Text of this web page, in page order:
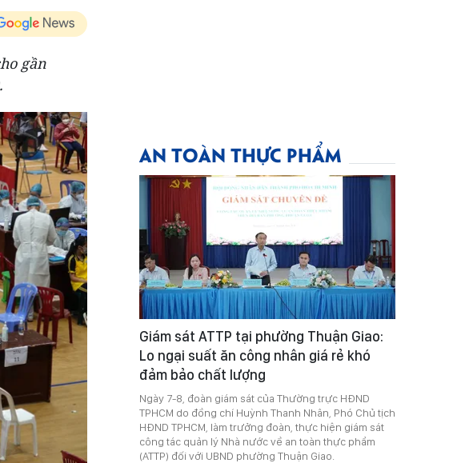
gần
AN TOÀN THỰC PHẨM
Giám sát ATTP tại phường Thuận Giao:
Lo ngại suất ăn công nhân giá rẻ khó
đảm bảo chất lượng
Ngày 7-8, đoàn giám sát của Thường trực HĐND
TPHCM do đồng chí Huỳnh Thanh Nhân, Phó Chủ tịch
HĐND TPHCM, làm trưởng đoàn, thực hiện giám sát
công tác quản lý Nhà nước về an toàn thực phẩm
(ATTP) đối với UBND phường Thuận Giao.